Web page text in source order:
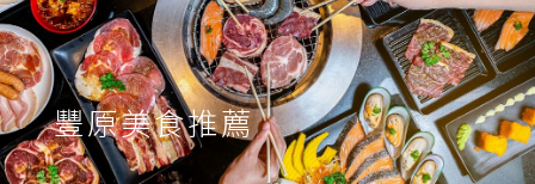
豐原美食推薦